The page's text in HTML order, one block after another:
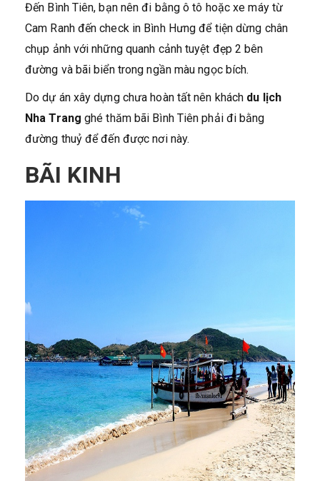
Đến Bình Tiên, bạn nên đi bằng ô tô hoặc xe máy từ
Cam Ranh đến check in Bình Hưng để tiện dừng chân
chụp ảnh với những quanh cảnh tuyệt đẹp 2 bên
đường và bãi biển trong ngần màu ngọc bích.
Do dự án xây dựng chưa hoàn tất nên khách du lịch
Nha Trang ghé thăm bãi Bình Tiên phải đi bằng
đường thuỷ để đến được nơi này.
BÃI KINH